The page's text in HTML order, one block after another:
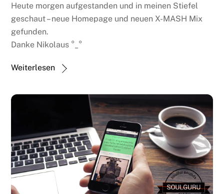
Heute morgen aufgestanden und in meinen Stiefel
geschaut – neue Homepage und neuen X-MASH Mix
gefunden.
Danke Nikolaus °_°
Weiterlesen